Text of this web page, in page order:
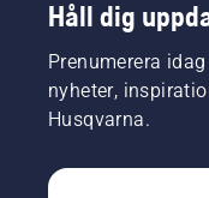
Håll dig
Prenumerera
nyheter,
Husqvarna.